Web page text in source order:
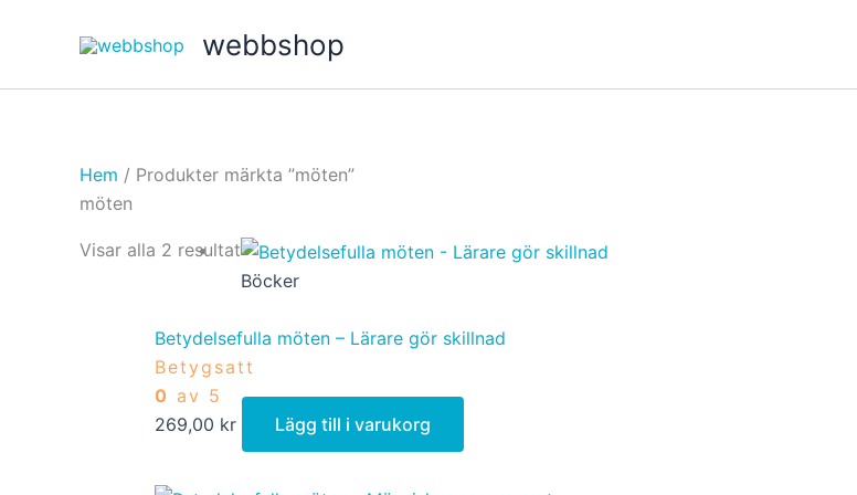
webbshop
Hem / Produkter märkta ”möten”
möten
Visar alla 2 resultat
Böcker
Betydelsefulla möten – Lärare gör skillnad
Betygsatt
0 av 5
269,00 kr Lägg till i varukorg